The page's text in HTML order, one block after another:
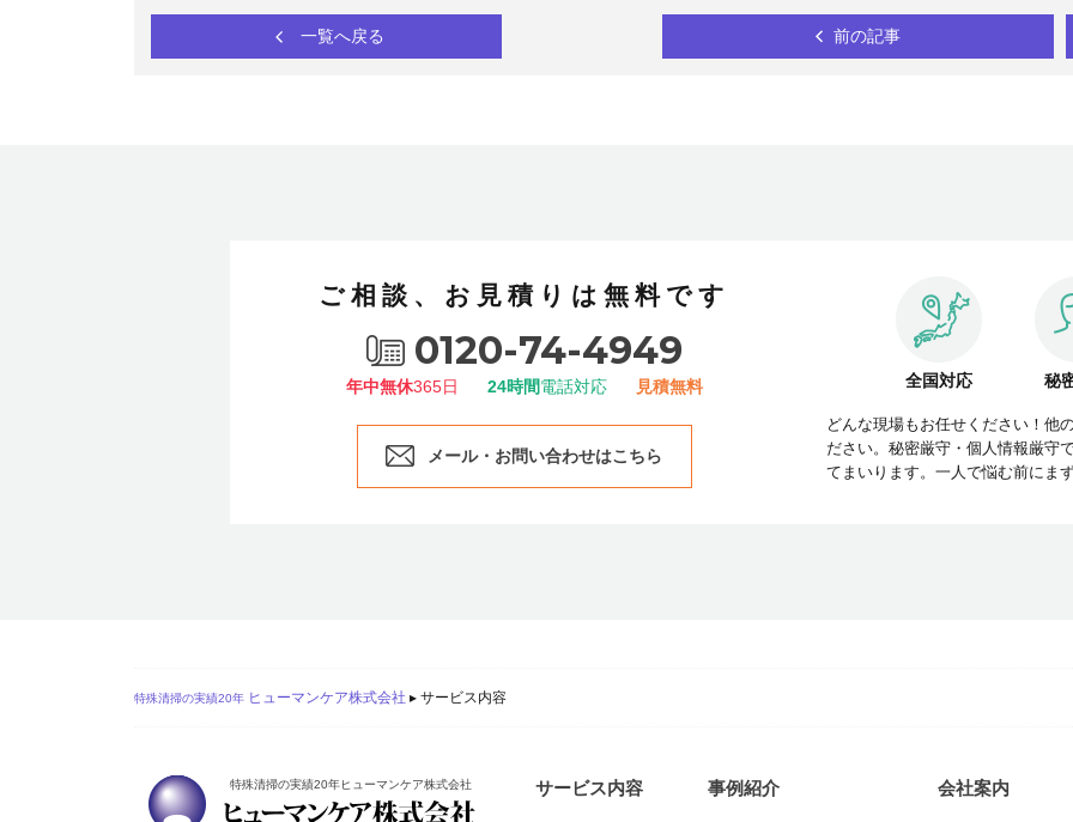
一覧へ戻る 前の記事
ご相談、お見積りは無料です
0120-74-4949
年中無休365日 24時間電話対応 見積無料
メール・お問い合わせはこちら
全国対応 秘
どんな現場もお任せください！他
ださい。秘密厳守・個人情報厳守
てまいります。一人で悩む前にま
特殊清掃の実績20年 ヒューマンケア株式会社 ▸ サービス内容
特殊清掃の実績20年ヒューマンケア株式会社 サービス内容 事例紹介 会社案内